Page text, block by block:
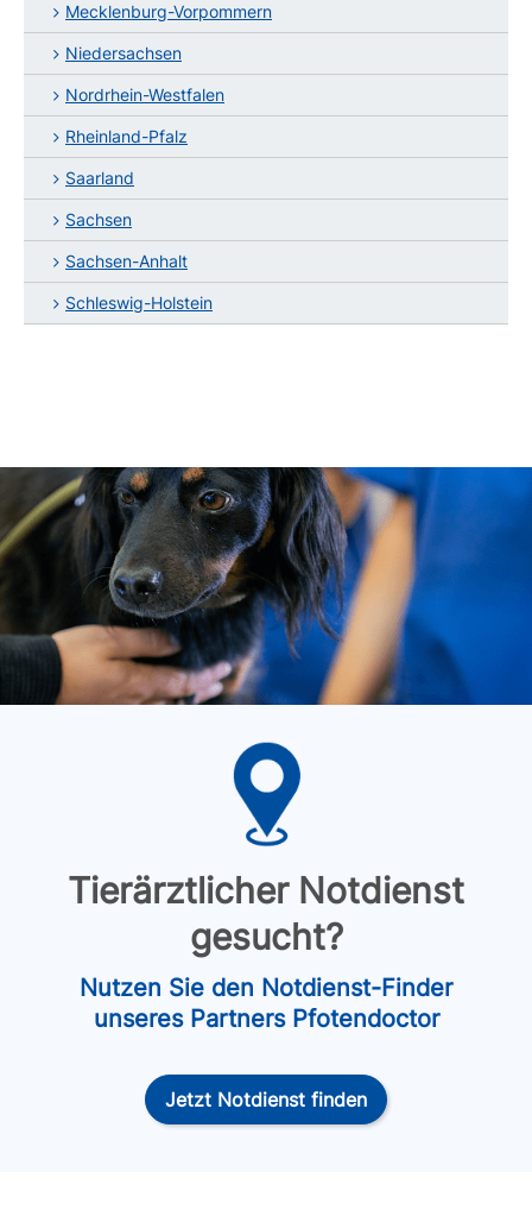
Mecklenburg-Vorpommern
Niedersachsen
Nordrhein-Westfalen
Rheinland-Pfalz
Saarland
Sachsen
Sachsen-Anhalt
Schleswig-Holstein
Tierärztlicher Notdienst
gesucht?
Nutzen Sie den Notdienst-Finder
unseres Partners Pfotendoctor
Jetzt Notdienst finden